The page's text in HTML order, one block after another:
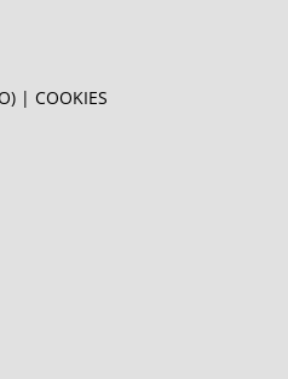
| COOKIES